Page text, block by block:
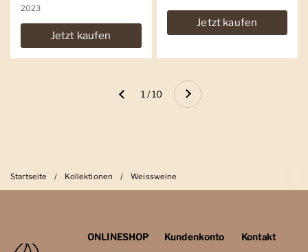
2023
Jetzt kaufen
Jetzt kaufen
Zurück 1 / 10 Weiter
Startseite / Kollektionen / Weissweine
ONLINESHOP
Kundenkonto
Kontakt